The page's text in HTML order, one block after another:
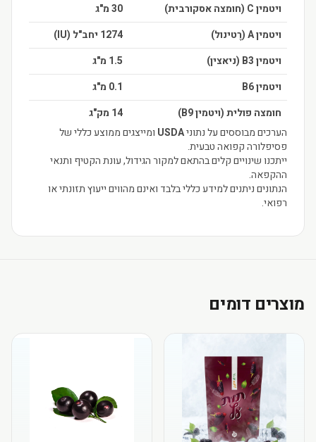
ויטמין C (חומצה אסקורבית)
30 מ"ג
ויטמין A (רֶטינול)
1274 יחב"ל (IU)
ויטמין B3 (ניאצין)
1.5 מ"ג
ויטמין B6
0.1 מ"ג
חומצה פולית (ויטמין B9)
14 מק"ג
הערכים מבוססים על נתוניUSDA ומייצגים ממוצע כללי של
פסיפלורה קפואה טבעית.
ייתכנו שינויים קלים בהתאם למקור הגידול, עונת הקטיף ותנאי
ההקפאה.
הנתונים ניתנים למידע כללי בלבד ואינם מהווים ייעוץ תזונתי או
רפואי.
מוצרים דומים